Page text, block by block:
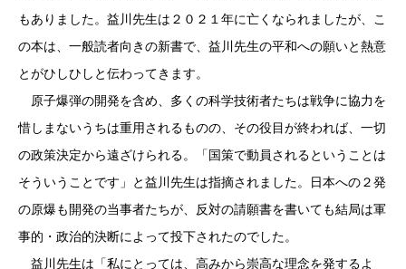
もありました。益川先生は２０２１年に亡くなられましたが、こ
の本は、一般読者向きの新書で、益川先生の平和への願いと熱意
とがひしひしと伝わってきます。
原子爆弾の開発を含め、多くの科学技術者たちは戦争に協力を
惜しまないうちは重用されるものの、その役目が終われば、一切
の政策決定から遠ざけられる。「国策で動員されるということは
そういうことです」と益川先生は指摘されました。日本への２発
の原爆も開発の当事者たちが、反対の請願書を書いても結局は軍
事的・政治的決断によって投下されたのでした。
益川先生は「私にとっては、高みから崇高な理念を発するよ